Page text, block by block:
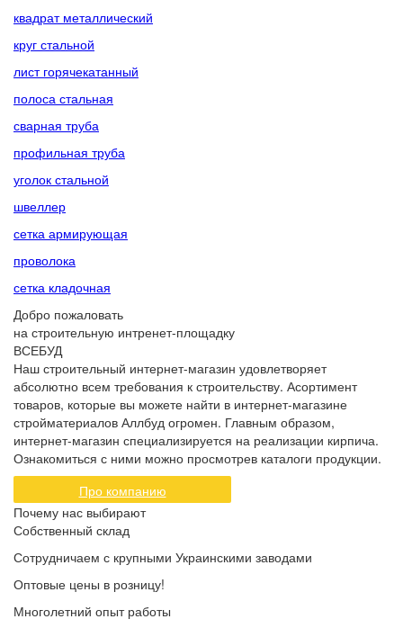
квадрат металлический
круг стальной
лист горячекатанный
полоса стальная
сварная труба
профильная труба
уголок стальной
швеллер
сетка армирующая
проволока
сетка кладочная
Добро пожаловать
на строительную интренет-площадку
ВСЕБУД
Наш строительный интернет-магазин удовлетворяет
абсолютно всем требования к строительству. Асортимент
товаров, которые вы можете найти в интернет-магазине
стройматериалов Аллбуд огромен. Главным образом,
интернет-магазин специализируется на реализации кирпича.
Ознакомиться с ними можно просмотрев каталоги продукции.
Про компанию
Почему нас выбирают
Собственный склад
Сотрудничаем с крупными Украинскими заводами
Оптовые цены в розницу!
Многолетний опыт работы